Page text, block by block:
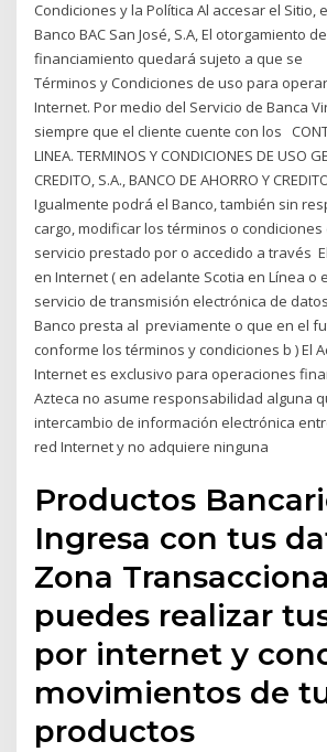
Condiciones y la Política Al accesar el Sitio,
Banco BAC San José, S.A, El otorgamiento
financiamiento quedará sujeto a que se
Términos y Condiciones de uso para
Internet. Por medio del Servicio de Banca
siempre que el cliente cuente con los
LINEA. TERMINOS Y CONDICIONES DE USO
CREDITO, S.A., BANCO DE AHORRO Y
Igualmente podrá el Banco, también sin
cargo, modificar los términos o
servicio prestado por o accedido a través
en Internet ( en adelante Scotia en Línea o
servicio de transmisión electrónica de
Banco presta al previamente o que en el
conforme los términos y condiciones b ) El
Internet es exclusivo para operaciones
Azteca no asume responsabilidad alguna
intercambio de información electrónica
red Internet y no adquiere ninguna
Productos
Ingresa con tus
Zona
puedes realizar
por internet y
movimientos de
productos